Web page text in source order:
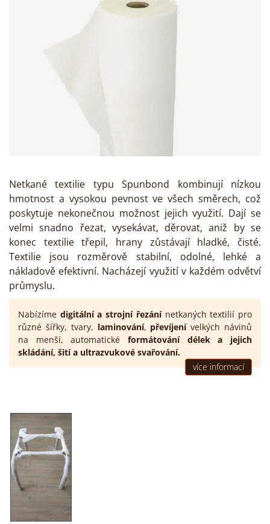
Netkané textilie typu Spunbond kombinují nízkou
hmotnost a vysokou pevnost ve všech směrech, což
poskytuje nekonečnou možnost jejich využití. Dají se
velmi snadno řezat, vysekávat, děrovat, aniž by se
konec textilie třepil, hrany zůstávají hladké, čisté.
Textilie jsou rozměrově stabilní, odolné, lehké a
nákladově efektivní. Nacházejí využití v každém odvětví
průmyslu.
Nabízíme digitální a strojní řezánínetkaných textilií pro
různé šířky, tvary, laminování, převíjenívelkých návinů
na menší, automatické formátování déleka jejich
skládání, šitía ultrazvukové svařování.
více informací